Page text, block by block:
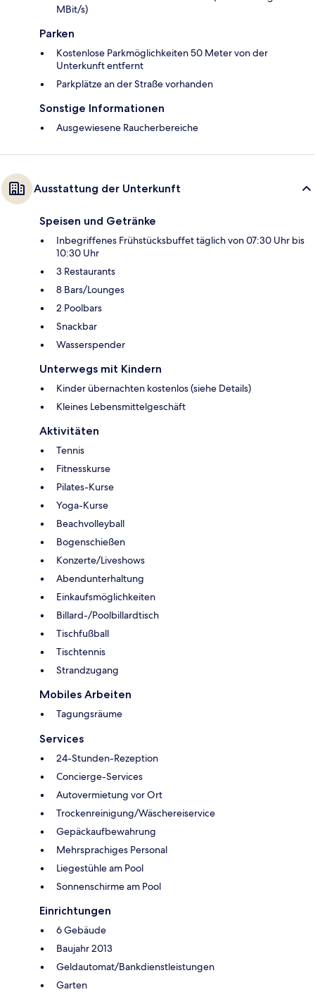
MBit/s)
Parken
Kostenlose Parkmöglichkeiten 50 Meter von der
Unterkunft entfernt
Parkplätze an der Straße vorhanden
Sonstige Informationen
Ausgewiesene Raucherbereiche
Ausstattung der Unterkunft
Speisen und Getränke
Inbegriffenes Frühstücksbuffet täglich von 07:30 Uhr bis
10:30 Uhr
3 Restaurants
8 Bars/Lounges
2 Poolbars
Snackbar
Wasserspender
Unterwegs mit Kindern
Kinder übernachten kostenlos (siehe Details)
Kleines Lebensmittelgeschäft
Aktivitäten
Tennis
Fitnesskurse
Pilates-Kurse
Yoga-Kurse
Beachvolleyball
Bogenschießen
Konzerte/Liveshows
Abendunterhaltung
Einkaufsmöglichkeiten
Billard-/Poolbillardtisch
Tischfußball
Tischtennis
Strandzugang
Mobiles Arbeiten
Tagungsräume
Services
24-Stunden-Rezeption
Concierge-Services
Autovermietung vor Ort
Trockenreinigung/Wäschereiservice
Gepäckaufbewahrung
Mehrsprachiges Personal
Liegestühle am Pool
Sonnenschirme am Pool
Einrichtungen
6 Gebäude
Baujahr 2013
Geldautomat/Bankdienstleistungen
Garten